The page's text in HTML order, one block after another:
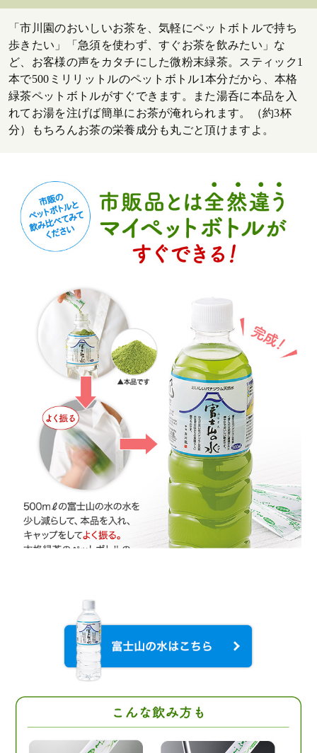
「市川園のおいしいお茶を、気軽にペットボトルで持ち
歩きたい」「急須を使わず、すぐお茶を飲みたい」な
ど、お客様の声をカタチにした微粉末緑茶。スティック1
本で500ミリリットルのペットボトル1本分だから、本格
緑茶ペットボトルがすぐできます。また湯呑に本品を入
れてお湯を注げば簡単にお茶が淹れられます。（約3杯
分）もちろんお茶の栄養成分も丸ごと頂けますよ。